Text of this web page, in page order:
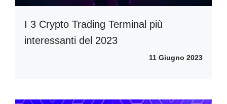
I 3 Crypto Trading Terminal più
interessanti del 2023
11 Giugno 2023